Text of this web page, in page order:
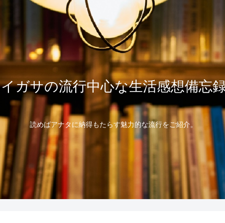
イガサの流行中心な生活感想備忘
読めばアナタに納得もたらす魅力的な流行をご紹介。